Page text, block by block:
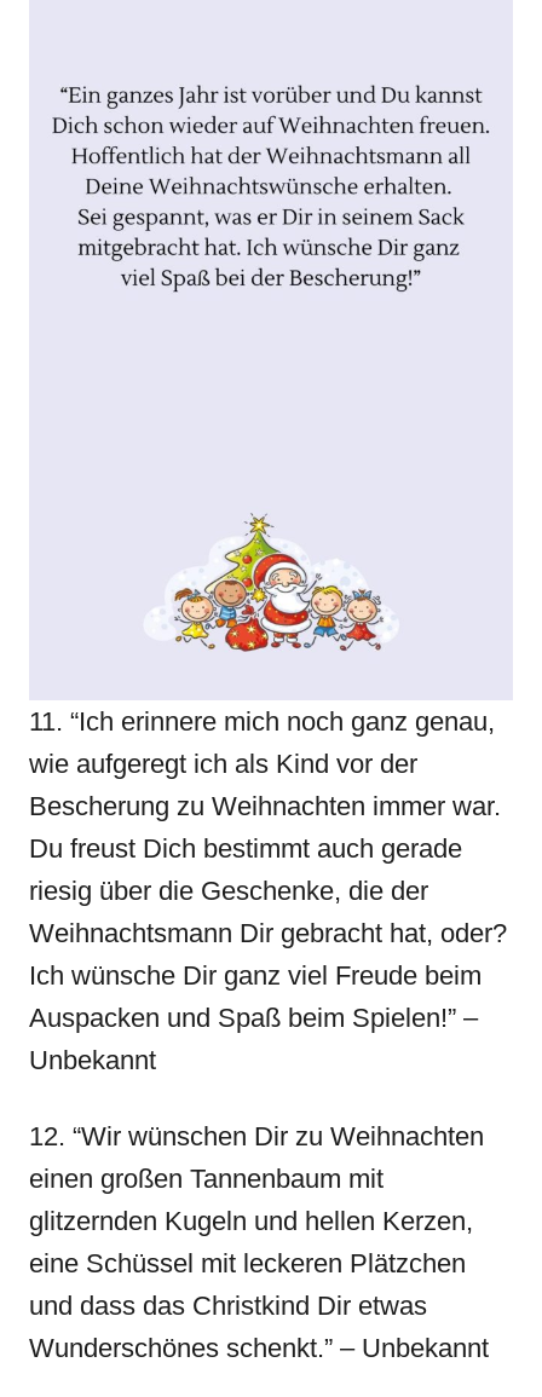
11. “Ich erinnere mich noch ganz genau,
wie aufgeregt ich als Kind vor der
Bescherung zu Weihnachten immer war.
Du freust Dich bestimmt auch gerade
riesig über die Geschenke, die der
Weihnachtsmann Dir gebracht hat, oder?
Ich wünsche Dir ganz viel Freude beim
Auspacken und Spaß beim Spielen!” –
Unbekannt
12. “Wir wünschen Dir zu Weihnachten
einen großen Tannenbaum mit
glitzernden Kugeln und hellen Kerzen,
eine Schüssel mit leckeren Plätzchen
und dass das Christkind Dir etwas
Wunderschönes schenkt.” – Unbekannt